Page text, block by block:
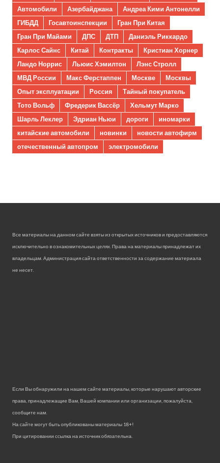
Автомобили
Азербайджана
Андреа Кими Антонелли
ГИБДД
Госавтоинспекции
Гран При Китая
Гран При Майами
ДПС ДТП
Даниэль Риккардо
Карлос Сайнс
Китай Контракты
Кристиан Хорнер
Ландо Норрис
Льюис Хэмилтон
Лэнс Стролл
МВД России
Макс Ферстаппен Москве
Москвы
Опыт эксплуатации
Россия
Тайный покупатель
Тото Вольф
Фредерик Вассёр
Хельмут Марко
Шарль Леклер
Эдриан Ньюи дороги
иномарки
китайские автомобили
новинки
новости автофирм
отечественный автопром
электромобили
Все материалы на данном сайте взяты из открытых источников и предоставляются
исключительно в ознакомительных целях. Права на материалы принадлежат их
владельцам. Администрация сайта ответственности за содержание материала
не несет.
Если Вы обнаружили на нашем сайте материалы, которые нарушают авторские
права, принадлежащие Вам, Вашей компании или организации, пожалуйста,
сообщите нам.
На сайте могут быть опубликованы материалы 18+!
При цитировании ссылка на источник обязательна.